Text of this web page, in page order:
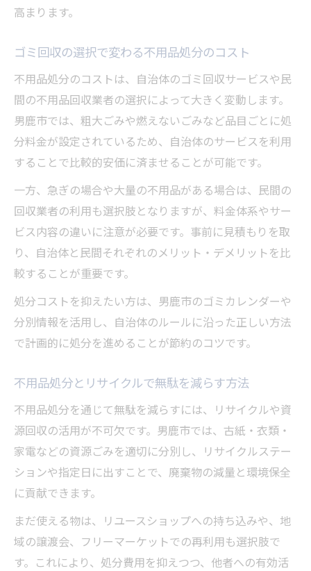
高まります。
ゴミ回収の選択で変わる不用品処分のコスト
不用品処分のコストは、自治体のゴミ回収サービスや民
間の不用品回収業者の選択によって大きく変動します。
男鹿市では、粗大ごみや燃えないごみなど品目ごとに処
分料金が設定されているため、自治体のサービスを利用
することで比較的安価に済ませることが可能です。
一方、急ぎの場合や大量の不用品がある場合は、民間の
回収業者の利用も選択肢となりますが、料金体系やサー
ビス内容の違いに注意が必要です。事前に見積もりを取
り、自治体と民間それぞれのメリット・デメリットを比
較することが重要です。
処分コストを抑えたい方は、男鹿市のゴミカレンダーや
分別情報を活用し、自治体のルールに沿った正しい方法
で計画的に処分を進めることが節約のコツです。
不用品処分とリサイクルで無駄を減らす方法
不用品処分を通じて無駄を減らすには、リサイクルや資
源回収の活用が不可欠です。男鹿市では、古紙・衣類・
家電などの資源ごみを適切に分別し、リサイクルステー
ションや指定日に出すことで、廃棄物の減量と環境保全
に貢献できます。
まだ使える物は、リユースショップへの持ち込みや、地
域の譲渡会、フリーマーケットでの再利用も選択肢で
す。これにより、処分費用を抑えつつ、他者への有効活